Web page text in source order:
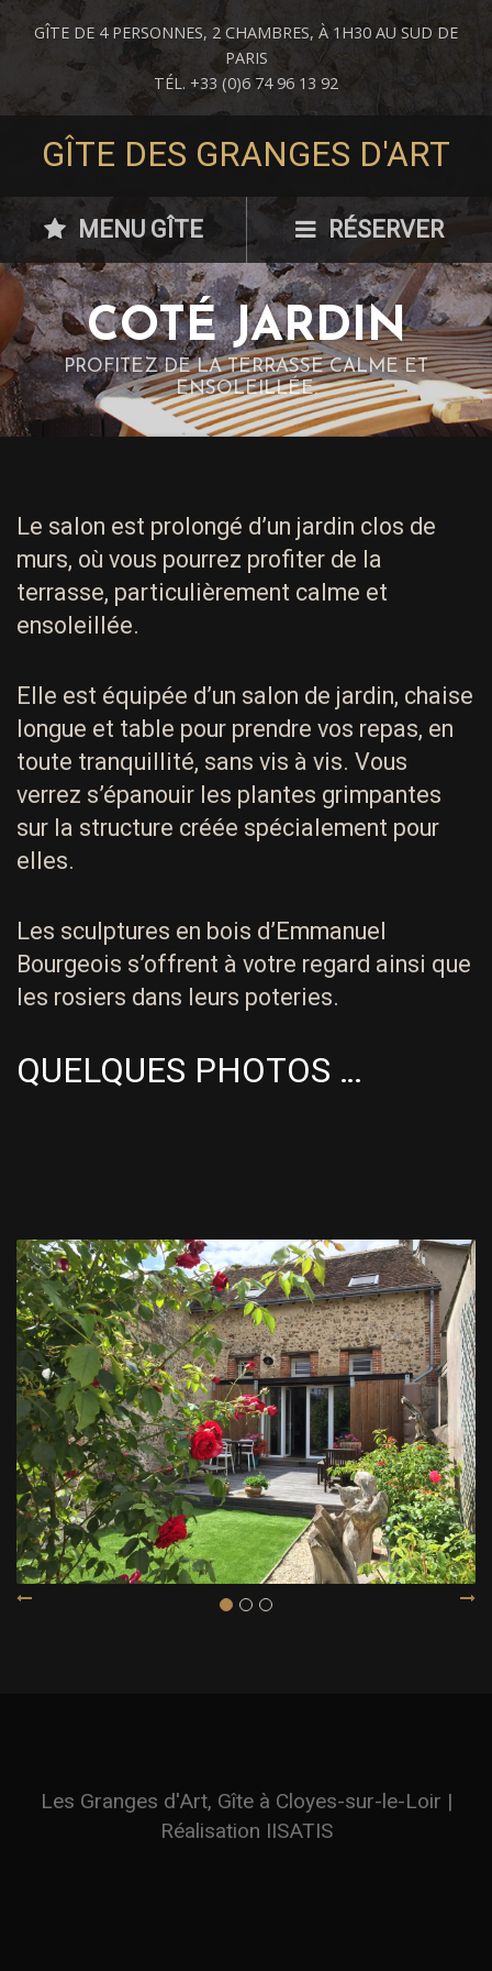
GÎTE DE 4 PERSONNES, 2 CHAMBRES, À 1H30 AU SUD DE
PARIS
TÉL. +33 (0)6 74 96 13 92
GÎTE DES GRANGES D'ART
MENU GÎTE RÉSERVER
COTÉ JARDIN
PROFITEZ DE LA TERRASSE CALME ET
ENSOLEILLÉE.
Le salon est prolongé d’un jardin clos de
murs, où vous pourrez profiter de la
terrasse, particulièrement calme et
ensoleillée.
Elle est équipée d’un salon de jardin, chaise
longue et table pour prendre vos repas, en
toute tranquillité, sans vis à vis. Vous
verrez s’épanouir les plantes grimpantes
sur la structure créée spécialement pour
elles.
Les sculptures en bois d’Emmanuel
Bourgeois s’offrent à votre regard ainsi que
les rosiers dans leurs poteries.
QUELQUES PHOTOS …
Les Granges d'Art, Gîte à Cloyes-sur-le-Loir |
Réalisation IISATIS